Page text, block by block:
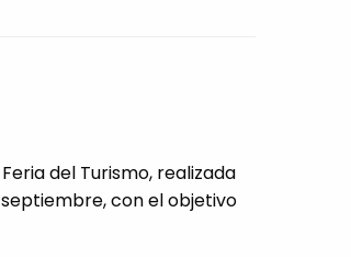
del Turismo, realizada
con el objetivo